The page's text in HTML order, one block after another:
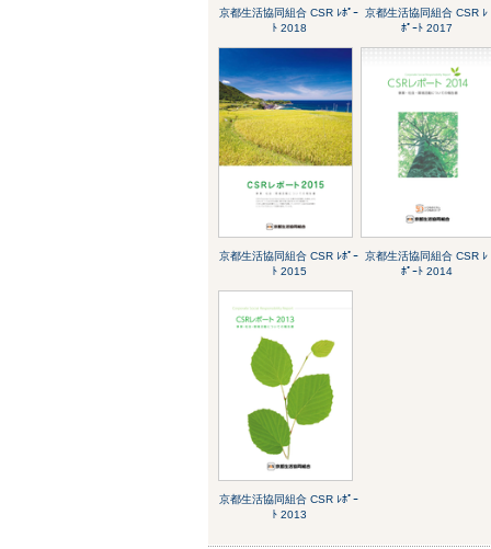
京都生活協同組合 CSR ﾚﾎﾟｰ
ﾄ 2018
京都生活協同組合 CSR ﾚ
ﾎﾟｰﾄ 2017
京都生活協同組合 CSR ﾚﾎﾟｰ
ﾄ 2015
京都生活協同組合 CSR ﾚ
ﾎﾟｰﾄ 2014
京都生活協同組合 CSR ﾚﾎﾟｰ
ﾄ 2013